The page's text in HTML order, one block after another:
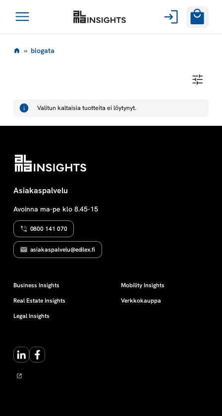
sisältöön
Avaa
b
o
g
a
t
a
» blogata
G
A
A
Valitun kaltaisia tuotteita ei löytynyt.
Asiakaspalvelu
Avoinna ma-pe klo 8.45-15
0800 141 070
asiakaspalvelu@edilex.fi
Business Insights
Real Estate Insights
Legal Insights
Mobility Insights
Verkkokauppa
LinkedInFacebook